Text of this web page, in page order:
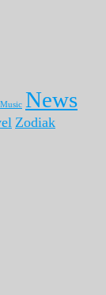
Music News
Zodiak